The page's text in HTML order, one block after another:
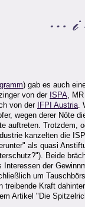
) gab es auch
von der ISPA ,
von der IFPI Austria
wegen derer Nöte
auftreten.
kanzelten die
als quasi
Beide
der
um
treibende Kraft
Artikel "Die